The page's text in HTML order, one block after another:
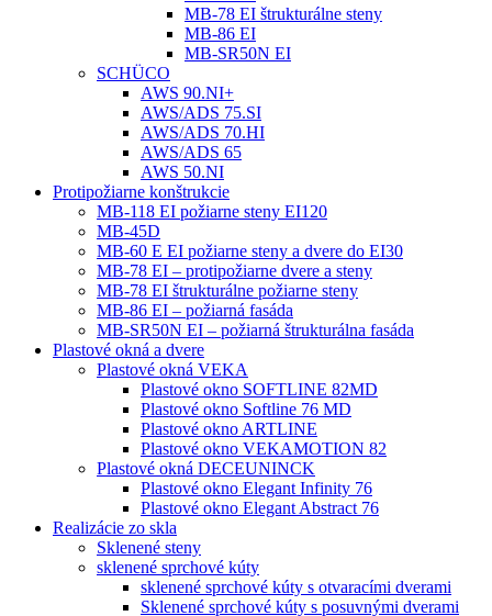
MB-78 EI štrukturálne steny
MB-86 EI
MB-SR50N EI
SCHÜCO
AWS 90.NI+
AWS/ADS 75.SI
AWS/ADS 70.HI
AWS/ADS 65
AWS 50.NI
Protipožiarne konštrukcie
MB-118 EI požiarne steny EI120
MB-45D
MB-60 E EI požiarne steny a dvere do EI30
MB-78 EI – protipožiarne dvere a steny
MB-78 EI štrukturálne požiarne steny
MB-86 EI – požiarná fasáda
MB-SR50N EI – požiarná štrukturálna fasáda
Plastové okná a dvere
Plastové okná VEKA
Plastové okno SOFTLINE 82MD
Plastové okno Softline 76 MD
Plastové okno ARTLINE
Plastové okno VEKAMOTION 82
Plastové okná DECEUNINCK
Plastové okno Elegant Infinity 76
Plastové okno Elegant Abstract 76
Realizácie zo skla
Sklenené steny
sklenené sprchové kúty
sklenené sprchové kúty s otvaracími dverami
Sklenené sprchové kúty s posuvnými dverami